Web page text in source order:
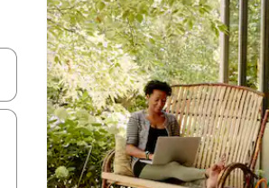
le haut et vers le bas pour les parcourir